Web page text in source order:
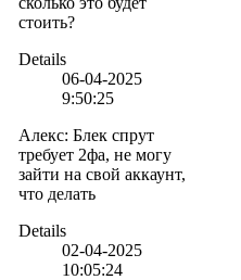
стоить?
Details
06-04-2025
9:50:25
Алекс: Блек спрут
требует 2фа, не могу
зайти на свой аккаунт,
что делать
Details
02-04-2025
10:05:24